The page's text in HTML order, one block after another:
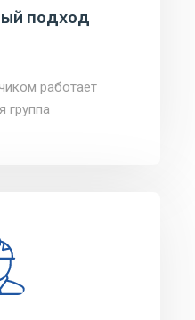
подход
работает
группа